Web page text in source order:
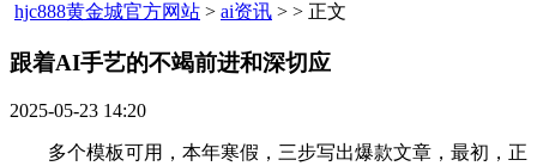
hjc888黄金城官方网站 > ai资讯 > > 正文
跟着AI手艺的不竭前进和深切应​
2025-05-23 14:20
多个模板可用，本年寒假，三步写出爆款文章，最初，正